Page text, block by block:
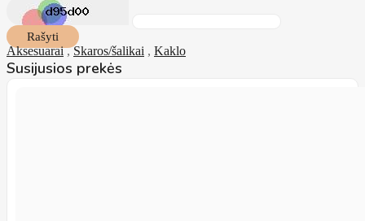
Rašyti
Aksesuarai,Skaros/šalikai , Kaklo
Susijusios prekės